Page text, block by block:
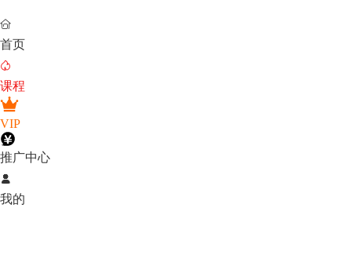

首页

课程
VIP
推广中心

我的